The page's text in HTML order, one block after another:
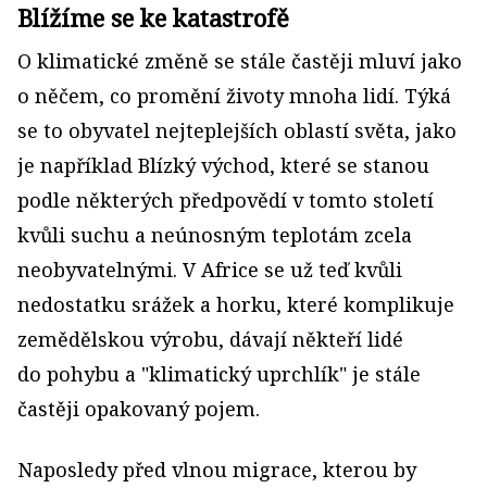
Blížíme se ke katastrofě
O klimatické změně se stále častěji mluví jako
o něčem, co promění životy mnoha lidí. Týká
se to obyvatel nejteplejších oblastí světa, jako
je například Blízký východ, které se stanou
podle některých předpovědí v tomto století
kvůli suchu a neúnosným teplotám zcela
neobyvatelnými. V Africe se už teď kvůli
nedostatku srážek a horku, které komplikuje
zemědělskou výrobu, dávají někteří lidé
do pohybu a "klimatický uprchlík" je stále
častěji opakovaný pojem.
Naposledy před vlnou migrace, kterou by